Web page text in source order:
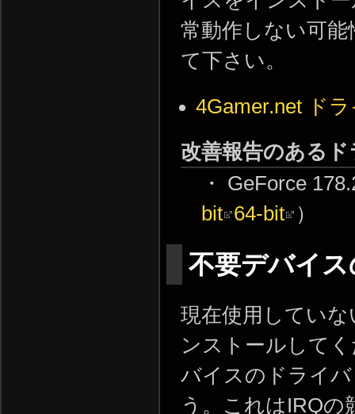
常動作しない可
て下さい。
4Gamer.net ド
改善報告のあるド
・ GeForce
bit 64-bit ）
不要デバイ
現在使用してい
ンストールして
バイスのドライ
う。これはIRQの